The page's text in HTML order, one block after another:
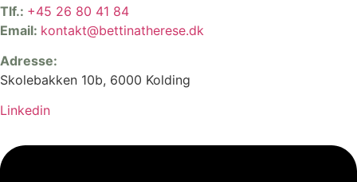
Tlf.: +45 26 80 41 84
Email: kontakt@bettinatherese.dk
Adresse:
Skolebakken 10b, 6000 Kolding
Linkedin